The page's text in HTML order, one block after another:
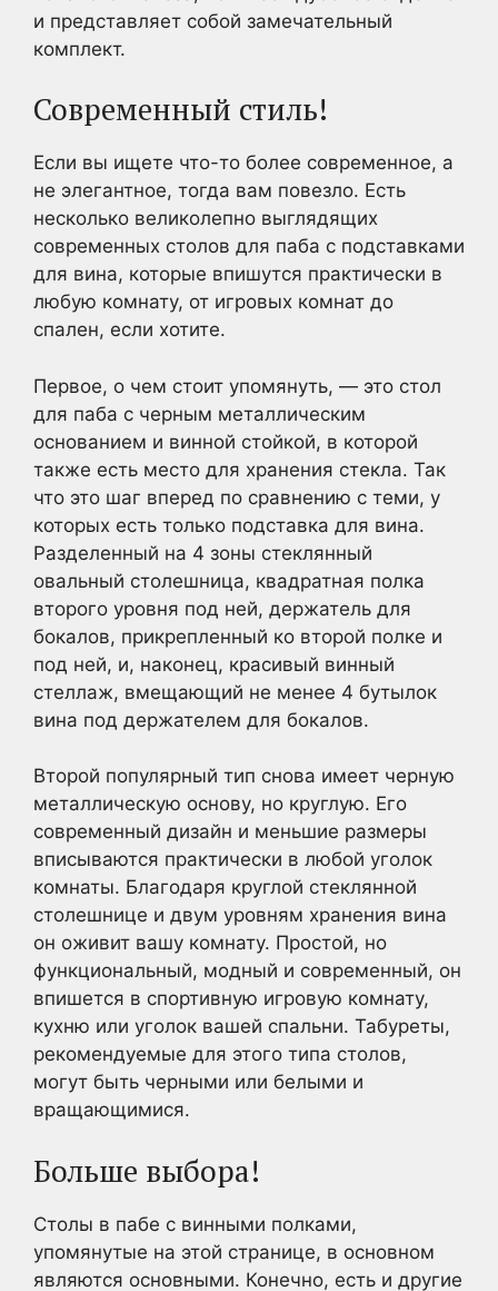
и представляет собой замечательный
комплект.
Современный стиль!
Если вы ищете что-то более современное, а
не элегантное, тогда вам повезло. Есть
несколько великолепно выглядящих
современных столов для паба с подставками
для вина, которые впишутся практически в
любую комнату, от игровых комнат до
спален, если хотите.
Первое, о чем стоит упомянуть, — это стол
для паба с черным металлическим
основанием и винной стойкой, в которой
также есть место для хранения стекла. Так
что это шаг вперед по сравнению с теми, у
которых есть только подставка для вина.
Разделенный на 4 зоны стеклянный
овальный столешница, квадратная полка
второго уровня под ней, держатель для
бокалов, прикрепленный ко второй полке и
под ней, и, наконец, красивый винный
стеллаж, вмещающий не менее 4 бутылок
вина под держателем для бокалов.
Второй популярный тип снова имеет черную
металлическую основу, но круглую. Его
современный дизайн и меньшие размеры
вписываются практически в любой уголок
комнаты. Благодаря круглой стеклянной
столешнице и двум уровням хранения вина
он оживит вашу комнату. Простой, но
функциональный, модный и современный, он
впишется в спортивную игровую комнату,
кухню или уголок вашей спальни. Табуреты,
рекомендуемые для этого типа столов,
могут быть черными или белыми и
вращающимися.
Больше выбора!
Столы в пабе с винными полками,
упомянутые на этой странице, в основном
являются основными. Конечно, есть и другие